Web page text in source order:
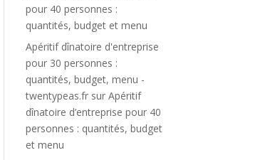
pour 40 personnes :
quantités, budget et menu
Apéritif dînatoire d'entreprise
pour 30 personnes :
quantités, budget, menu -
twentypeas.fr surApéritif
dînatoire d’entreprise pour 40
personnes : quantités, budget
et menu